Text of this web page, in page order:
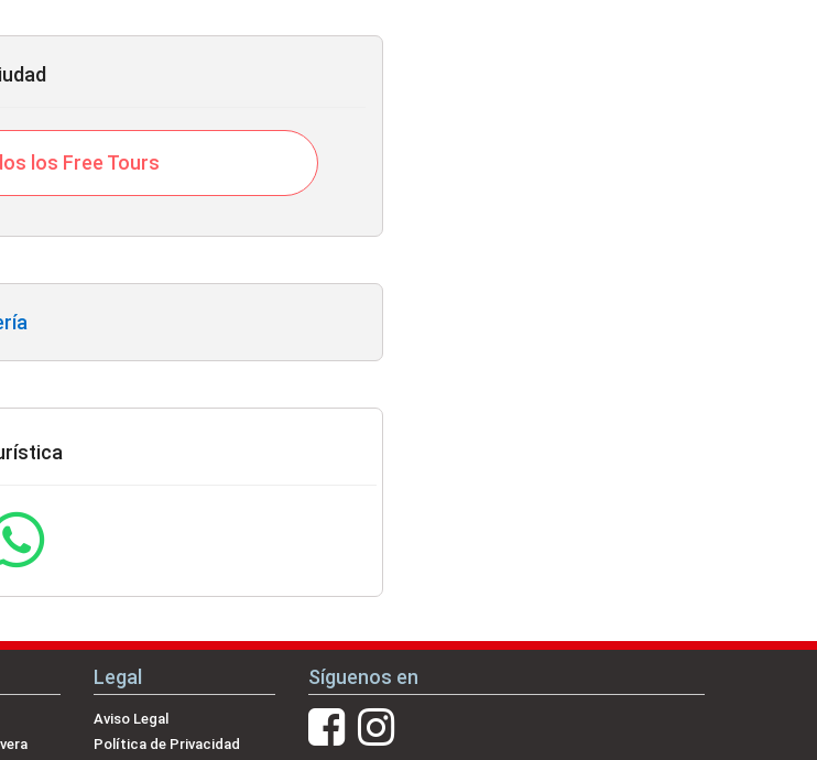
los Free Tours
Legal
Aviso Legal
Política de Privacidad
Síguenos en